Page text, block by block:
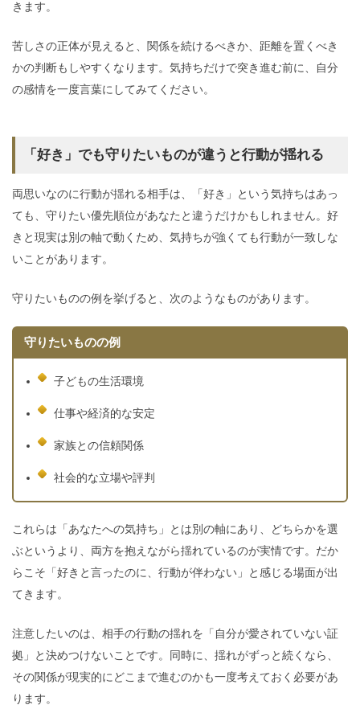
きます。
苦しさの正体が見えると、関係を続けるべきか、距離を置くべき
かの判断もしやすくなります。気持ちだけで突き進む前に、自分
の感情を一度言葉にしてみてください。
「好き」でも守りたいものが違うと行動が揺れる
両思いなのに行動が揺れる相手は、「好き」という気持ちはあっ
ても、守りたい優先順位があなたと違うだけかもしれません。好
きと現実は別の軸で動くため、気持ちが強くても行動が一致しな
いことがあります。
守りたいものの例を挙げると、次のようなものがあります。
守りたいものの例
子どもの生活環境
仕事や経済的な安定
家族との信頼関係
社会的な立場や評判
これらは「あなたへの気持ち」とは別の軸にあり、どちらかを選
ぶというより、両方を抱えながら揺れているのが実情です。だか
らこそ「好きと言ったのに、行動が伴わない」と感じる場面が出
てきます。
注意したいのは、相手の行動の揺れを「自分が愛されていない証
拠」と決めつけないことです。同時に、揺れがずっと続くなら、
その関係が現実的にどこまで進むのかも一度考えておく必要があ
ります。